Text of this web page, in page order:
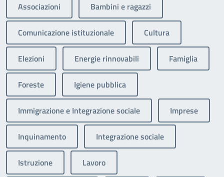
Associazioni Bambini e ragazzi
Comunicazione istituzionale Cultura
Elezioni Energie rinnovabili Famiglia
Foreste Igiene pubblica
Immigrazione e Integrazione sociale Imprese
Inquinamento Integrazione sociale
Istruzione Lavoro